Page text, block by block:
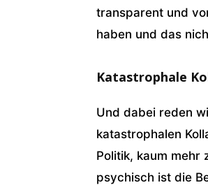
transparent und
haben und das
Katastrophale
Und dabei reden
katastrophalen
Politik, kaum
psychisch ist die